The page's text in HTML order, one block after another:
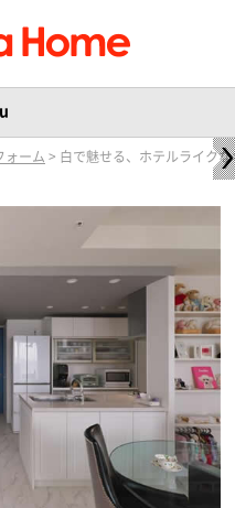
ォーム > 白で魅せる、ホテルライクな